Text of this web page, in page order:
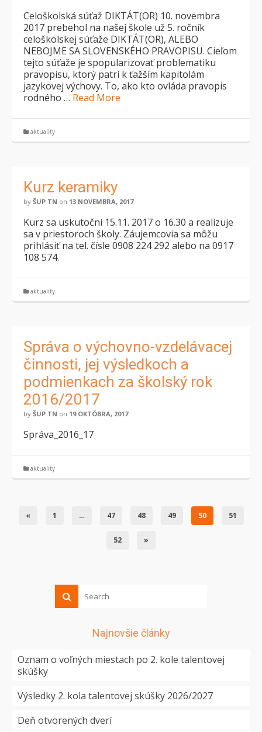
Celoškolská súťaž DIKTÁT(OR) 10. novembra
2017 prebehol na našej škole už 5. ročník
celoškolskej súťaže DIKTÁT(OR), ALEBO
NEBOJME SA SLOVENSKÉHO PRAVOPISU. Cieľom
tejto súťaže je spopularizovať problematiku
pravopisu, ktorý patrí k ťažším kapitolám
jazykovej výchovy. To, ako kto ovláda pravopis
rodného … Read More
aktuality
Kurz keramiky
by ŠUP TN on 13 NOVEMBRA, 2017
Kurz sa uskutoční 15.11. 2017 o 16.30 a realizuje
sa v priestoroch školy. Záujemcovia sa môžu
prihlásiť na tel. čísle 0908 224 292 alebo na 0917
108 574.
aktuality
Správa o výchovno-vzdelávacej
činnosti, jej výsledkoch a
podmienkach za školský rok
2016/2017
by ŠUP TN on 19 OKTÓBRA, 2017
Správa_2016_17
aktuality
« 1 … 47 48 49 50 51
52 »
Najnovšie články
Oznam o voľných miestach po 2. kole talentovej
skúšky
Výsledky 2. kola talentovej skúšky 2026/2027
Deň otvorených dverí